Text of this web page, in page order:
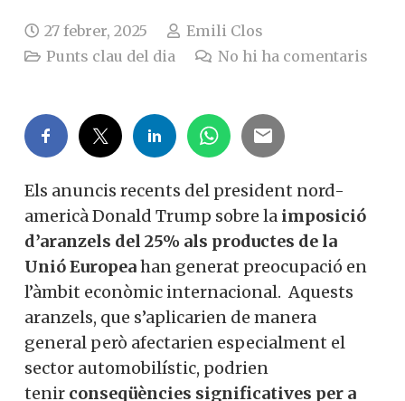
27 febrer, 2025
Emili Clos
Punts clau del dia
No hi ha comentaris
Els anuncis recents del president nord-
americà Donald Trump sobre la imposició
d’aranzels del 25% als productes de la
Unió Europeahan generat preocupació en
l’àmbit econòmic internacional. Aquests
aranzels, que s’aplicarien de manera
general però afectarien especialment el
sector automobilístic, podrien
tenir conseqüències significatives per a